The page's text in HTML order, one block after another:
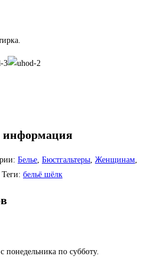
информация
Белье, Бюстгальтеры, Женщинам,
Теги: бельё шёлк
понедельника по субботу.